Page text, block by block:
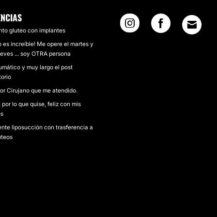
gluteo con implantes
es increíble! Me opere el martes y
... soy OTRA persona
y muy largo el post
Cirujano que me atendido.
por lo que quise, feliz con mis
liposucción con trasferencia a